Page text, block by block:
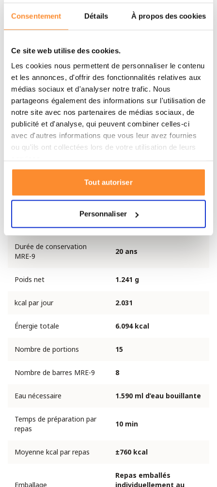
Consentement Détails À propos des cookies
Ce site web utilise des cookies.
Les cookies nous permettent de personnaliser le contenu
et les annonces, d'offrir des fonctionnalités relatives aux
médias sociaux et d'analyser notre trafic. Nous
partageons également des informations sur l'utilisation de
notre site avec nos partenaires de médias sociaux, de
publicité et d'analyse, qui peuvent combiner celles-ci
avec d'autres informations que vous leur avez fournies
ou qu'ils ont collectées lors de votre utilisation de leurs
Tout autoriser
Personnaliser
1x Pâtes au saumon et brocoli(117 g) – 608 kcal
1x Ragoût de bœuf avec pommes de terre
1x Mousse au chocolat avec granola aux cerises
(97 g) – 412 kcal
1x MRE-9(500 g) – 2.400 kcal
Spécifications
Marque Summit To Eat
Type de ration d'urgence
Ration de secours
72 h d’alimentation pour
Durée de conservation
MRE-9
20 ans
Poids net 1.241 g
kcal par jour 2.031
Énergie totale 6.094 kcal
Nombre de portions 15
Nombre de barres MRE-9 8
Eau nécessaire 1.590 ml d’eau bouillante
Temps de préparation par
repas
10 min
Moyenne kcal par repas ±760 kcal
Emballage
Repas emballés
individuellement au